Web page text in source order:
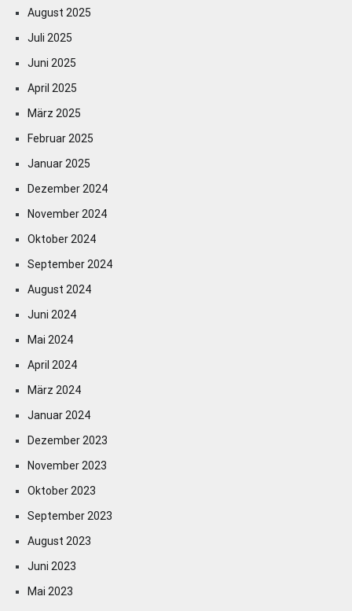
August 2025
Juli 2025
Juni 2025
April 2025
März 2025
Februar 2025
Januar 2025
Dezember 2024
November 2024
Oktober 2024
September 2024
August 2024
Juni 2024
Mai 2024
April 2024
März 2024
Januar 2024
Dezember 2023
November 2023
Oktober 2023
September 2023
August 2023
Juni 2023
Mai 2023